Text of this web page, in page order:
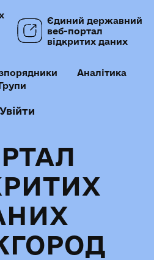
Єдиний державний
веб-портал
відкритих даних
Аналітика
Увійти